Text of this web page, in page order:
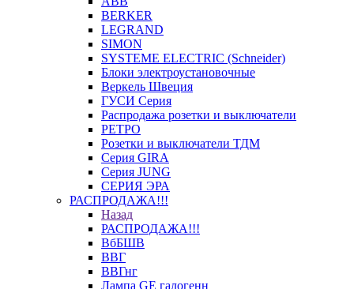
BERKER
LEGRAND
SIMON
SYSTEME ELECTRIC (Schneider)
Блоки электроустановочные
Веркель Швеция
ГУСИ Серия
Распродажа розетки и выключатели
РЕТРО
Розетки и выключатели ТДМ
Серия GIRA
Серия JUNG
СЕРИЯ ЭРА
РАСПРОДАЖА!!!
Назад
РАСПРОДАЖА!!!
ВбБШВ
ВВГ
ВВГнг
Лампа GE галогенн